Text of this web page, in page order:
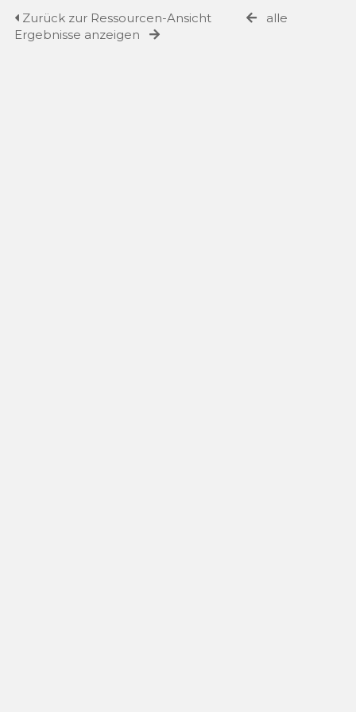
Zurück zur Ressourcen-Ansicht
alle
Ergebnisse anzeigen